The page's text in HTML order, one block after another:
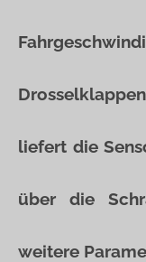
liefert die
über die
weitere